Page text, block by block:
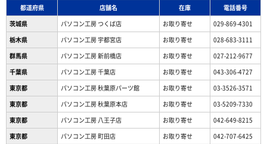
都道府県 店舗名 在庫
電話番号
茨城県
パソコン工房 つくば店 お取り寄せ
029-869-4301
栃木県
パソコン工房 宇都宮店 お取り寄せ
028-683-3111
群馬県
パソコン工房 新前橋店 お取り寄せ
027-212-9677
千葉県
パソコン工房 千葉店 お取り寄せ
043-306-4727
東京都
パソコン工房 秋葉原パーツ館 お取り寄せ
03-3526-3571
東京都
パソコン工房 秋葉原本店 お取り寄せ
03-5209-7330
東京都
パソコン工房 八王子店 お取り寄せ
042-649-8215
東京都
パソコン工房 町田店 お取り寄せ 042-707-6425